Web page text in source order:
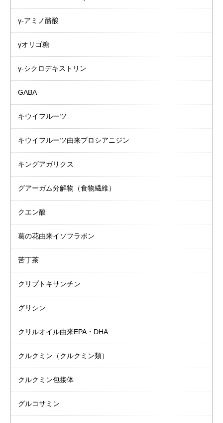
γ-アミノ酪酸
γオリゴ糖
γ-シクロデキストリン
GABA
キウイフルーツ
キウイフルーツ由来プロシアニジン
キングアガリクス
グアーガム分解物 （食物繊維）
クエン酸
葛の花由来イソフラボン
苦丁茶
クリプトキサンチン
グリシン
クリルオイル由来EPA・DHA
クルクミン （クルクミン類）
クルクミン包接体
グルコサミン